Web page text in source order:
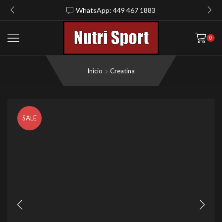
WhatsApp: 449 467 1883
0
Inicio Creatina
SALE